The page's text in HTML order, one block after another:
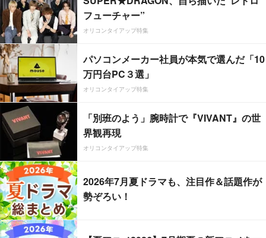
フューチャー”
オリコンタイアップ特集
パソコンメーカー社員が本気で選んだ「10
万円台PC３選」
オリコンタイアップ特集
「別班のよう」腕時計で『VIVANT』の世
界観再現
オリコンタイアップ特集
2026年7月夏ドラマも、注目作＆話題作が
勢ぞろい！